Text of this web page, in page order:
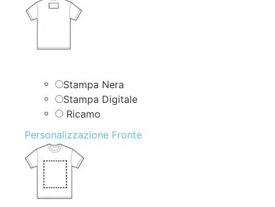
Stampa Nera
Stampa Digitale
Ricamo
Personalizzazione Fronte